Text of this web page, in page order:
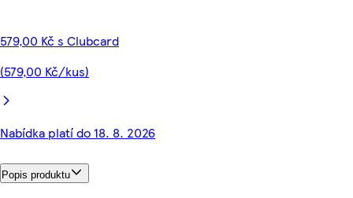
579,00 Kč s Clubcard
(579,00 Kč/kus)
Nabídka platí do 18. 8. 2026
Popis produktu